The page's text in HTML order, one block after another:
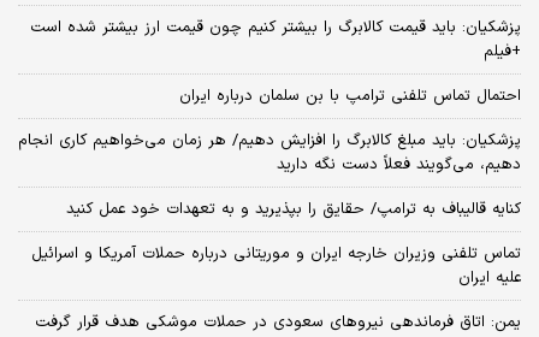
پزشکیان: باید قیمت کالابرگ را بیشتر کنیم چون قیمت ارز بیشتر شده است
+فیلم
احتمال تماس تلفنی ترامپ با بن سلمان درباره ایران
پزشکیان: باید مبلغ کالابرگ را افزایش دهیم/ هر زمان می‌خواهیم کاری انجام
دهیم، می‌گویند فعلاً دست نگه دارید
کنایه قالیباف به ترامپ/ حقایق را بپذیرید و به تعهدات خود عمل کنید
تماس تلفنی وزیران خارجه ایران و موریتانی درباره حملات آمریکا و اسرائیل
علیه ایران
یمن: اتاق فرماندهی نیروهای سعودی در حملات موشکی هدف قرار گرفت